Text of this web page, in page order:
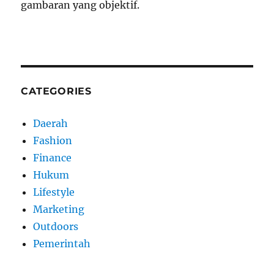
gambaran yang objektif.
CATEGORIES
Daerah
Fashion
Finance
Hukum
Lifestyle
Marketing
Outdoors
Pemerintah